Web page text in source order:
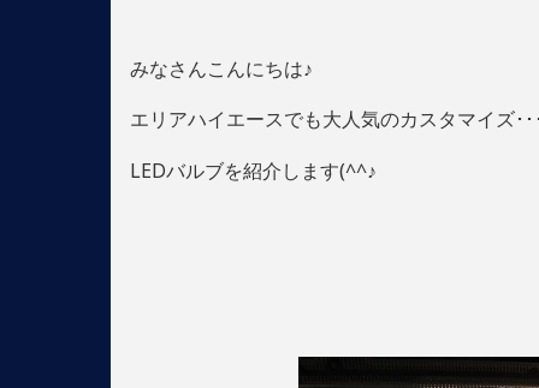
みなさんこんにちは♪
エリアハイエースでも大人気のカスタマイズ･･
LEDバルブを紹介します(^^♪